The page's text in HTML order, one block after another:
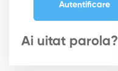
Autentificare
Ai uitat parola?